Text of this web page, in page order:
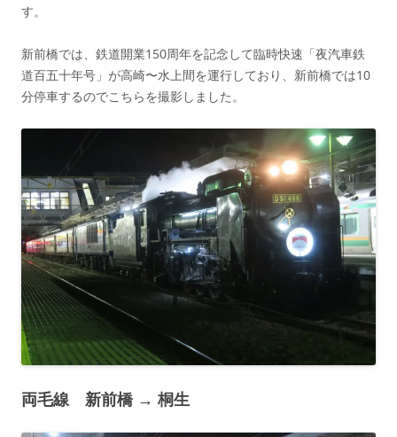
す。
新前橋では、鉄道開業150周年を記念して臨時快速「夜汽車鉄
道百五十年号」が高崎〜水上間を運行しており、新前橋では10
分停車するのでこちらを撮影しました。
両毛線 新前橋 → 桐生